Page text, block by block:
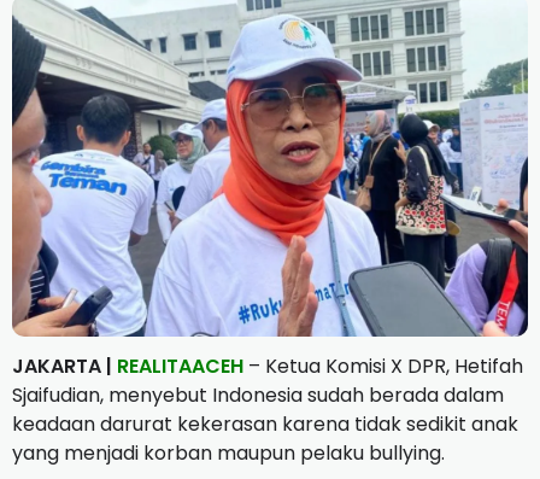
JAKARTA | REALITAACEH – Ketua Komisi X DPR, Hetifah
Sjaifudian, menyebut Indonesia sudah berada dalam
keadaan darurat kekerasan karena tidak sedikit anak
yang menjadi korban maupun pelaku bullying.